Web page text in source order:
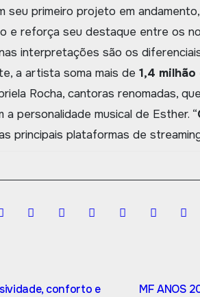
seu primeiro projeto em
e reforça seu destaque entre os
interpretações são os
a artista soma mais de1,4
Rocha, cantoras renomadas,
personalidade musical de Esther. “
principais plataformas de
conforto e
MF ANOS